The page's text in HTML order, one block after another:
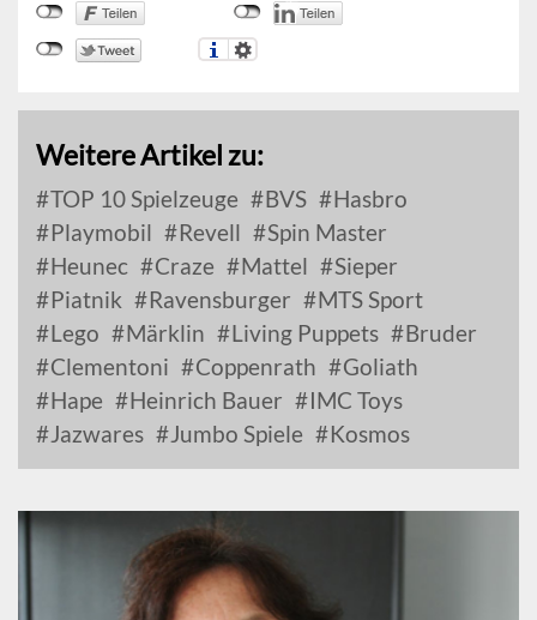
Weitere Artikel zu:
TOP 10 Spielzeuge BVS
Hasbro
Playmobil
Revell
Spin Master
Heunec
Craze Mattel
Sieper
Piatnik
Ravensburger
MTS Sport
Lego
Märklin Living Puppets
Bruder
Clementoni
Coppenrath
Goliath
Hape
Heinrich Bauer
IMC Toys
Jazwares
Jumbo Spiele Kosmos